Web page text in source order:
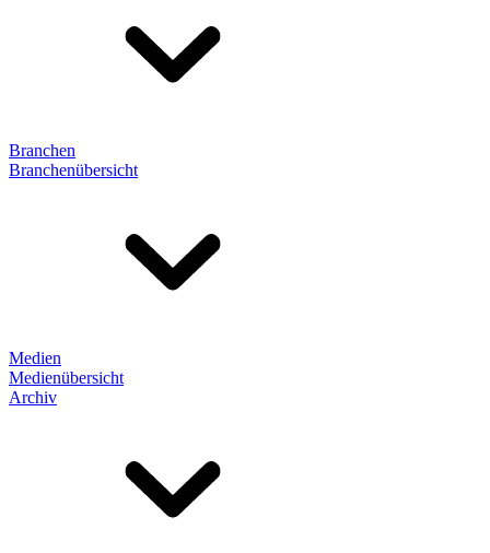
Branchen
Branchenübersicht
Medien
Medienübersicht
Archiv